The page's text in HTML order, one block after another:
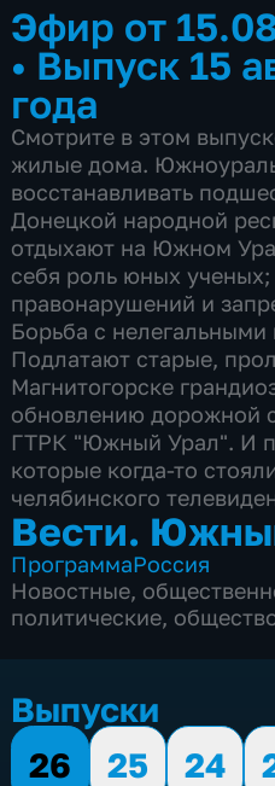
Эфир от
• Выпуск 15
года
Смотрите в этом
жилые дома.
восстанавливать
Донецкой народной
отдыхают на Южном
себя роль юных ученых;
правонарушений и
Борьба с
Подлатают старые,
Магнитогорске
обновлению дорожной
ГТРК "Южный Урал". И
которые когда-то
челябинского
Вести.
ПрограммаРоссия
Новостные,
политические,
Выпуски
26
25 24